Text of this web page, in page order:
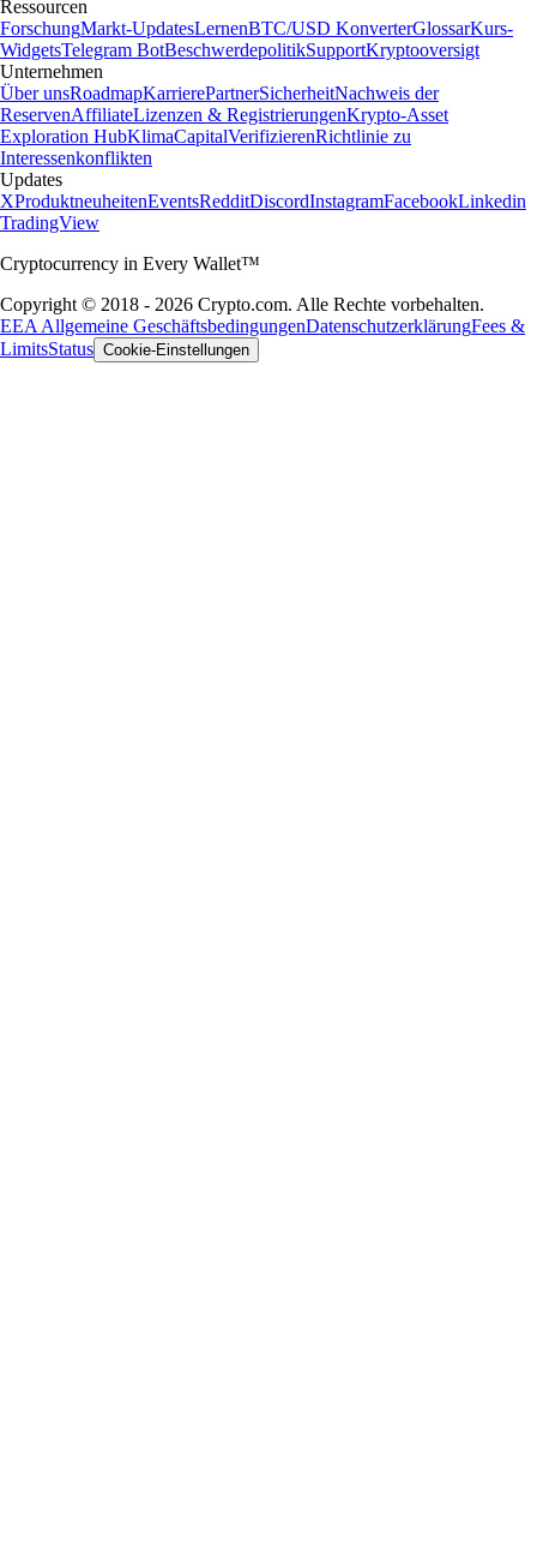
Ressourcen
ForschungMarkt-UpdatesLernenBTC/USD KonverterGlossarKurs-
WidgetsTelegram BotBeschwerdepolitikSupportKryptooversigt
Unternehmen
Über unsRoadmapKarrierePartnerSicherheitNachweis der
ReservenAffiliateLizenzen & RegistrierungenKrypto-Asset
Exploration HubKlimaCapitalVerifizierenRichtlinie zu
Interessenkonflikten
Updates
XProduktneuheitenEventsRedditDiscordInstagramFacebookLinkedin
TradingView
Cryptocurrency in Every Wallet™
Copyright © 2018 - 2026 Crypto.com. Alle Rechte vorbehalten.
EEA Allgemeine GeschäftsbedingungenDatenschutzerklärungFees &
LimitsStatus Cookie-Einstellungen